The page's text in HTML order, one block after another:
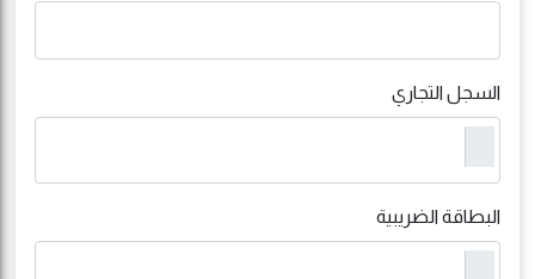
السجل التجاري
البطاقة الضريبية